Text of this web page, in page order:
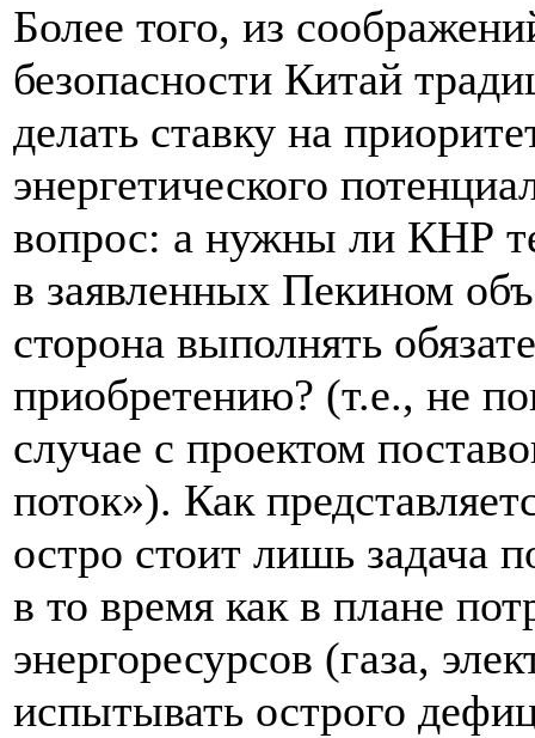
Более того, из
безопасности Китай
делать ставку на
энергетического
вопрос: а нужны ли КНР
в заявленных Пекином
сторона выполнять
приобретению? (т.е., не
случае с проектом
поток»). Как
остро стоит лишь задача
в то время как в плане
энергоресурсов (газа,
испытывать острого